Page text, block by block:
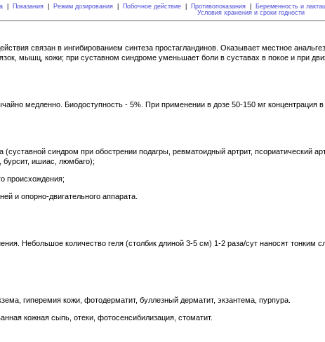
Показания Режим дозирования Побочное действие Противопоказания Беременность и
Условия хранения и сроки годности
связан в ингибированием синтеза простагландинов. Оказывает местное
мышц, кожи; при суставном синдроме уменьшает боли в суставах в покое и при
медленно. Биодоступность - 5%. При применении в дозе 50-150 мг концентрация
(суставной синдром при обострении подагры, ревматоидный артрит, псориатический
бурсит, ишиас, люмбаго);
происхождения;
и опорно-двигательного аппарата.
Небольшое количество геля (столбик длиной 3-5 см) 1-2 раза/сут наносят тонким
гиперемия кожи, фотодерматит, буллезный дерматит, экзантема, пурпура.
кожная сыпь, отеки, фотосенсибилизация, стоматит.